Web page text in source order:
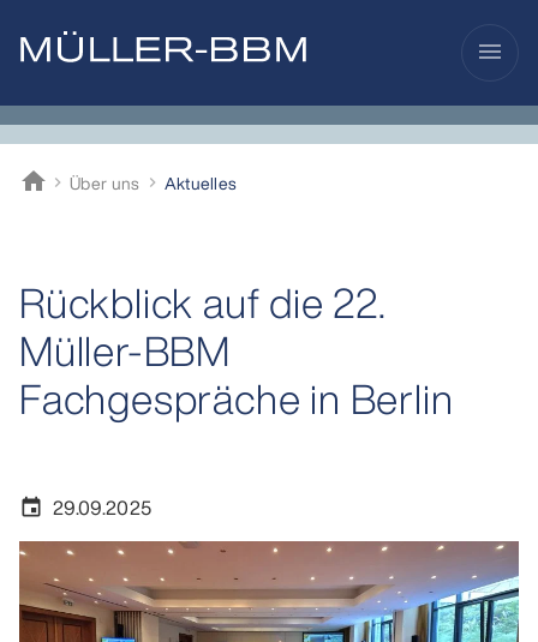
menu
home
Müller-BBMÜber uns Aktuelles
Rückblick auf die 22.
Müller-BBM
Fachgespräche in Berlin
event 29.09.2025